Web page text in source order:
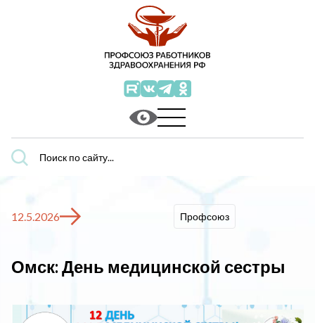
Поиск
по
12.5.2026 Профсоюз
Омск: День медицинской сестры